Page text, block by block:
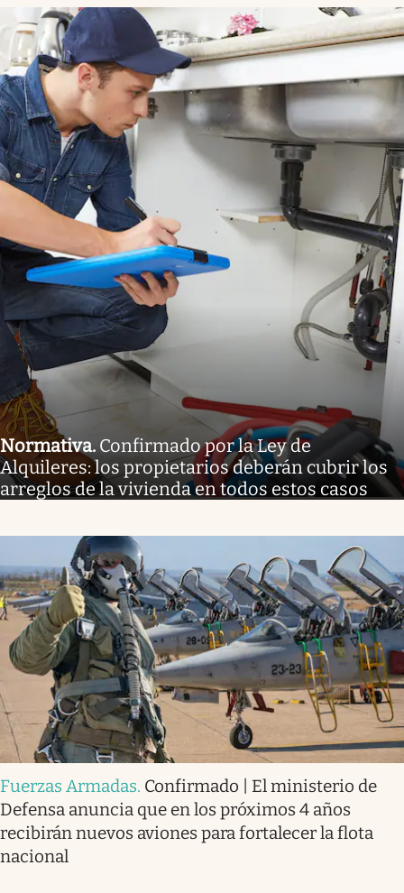
Normativa. Confirmado por la Ley de
Alquileres: los propietarios deberán cubrir los
arreglos de la vivienda en todos estos casos
Fuerzas Armadas. Confirmado | El ministerio de
Defensa anuncia que en los próximos 4 años
recibirán nuevos aviones para fortalecer la flota
nacional